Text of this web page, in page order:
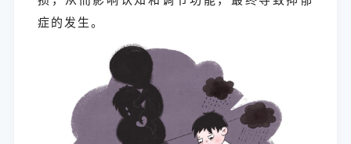
症的发生。